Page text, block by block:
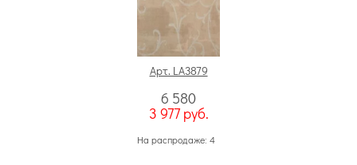
Арт. LA3879
6 580
3 977 руб.
На распродаже: 4